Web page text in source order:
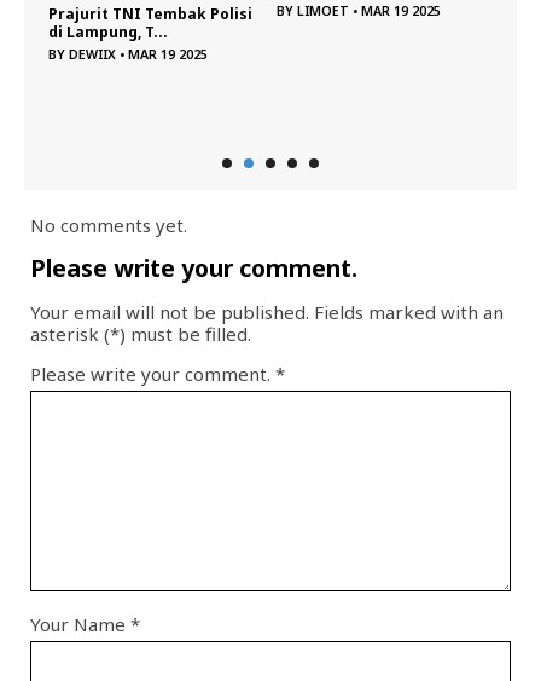
Prajurit TNI Tembak Polisi
di Lampung, T...
BY DEWIIX • MAR 19 2025
BY LIMOET • MAR 19 2025
No comments yet.
Please write your comment.
Your email will not be published. Fields marked with an
asterisk (*) must be filled.
Please write your comment. *
Your Name *